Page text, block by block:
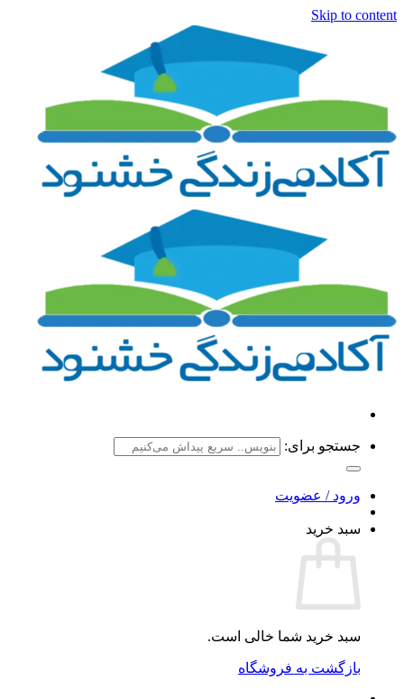
Skip to content
جستجو برای:
ورود / عضویت
سبد خرید
سبد خرید شما خالی است.
بازگشت به فروشگاه